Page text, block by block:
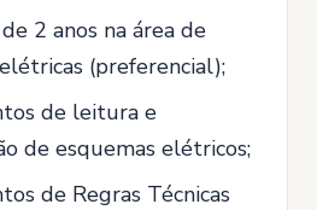
2 anos na área de
(preferencial);
de leitura e
de esquemas elétricos;
de Regras Técnicas